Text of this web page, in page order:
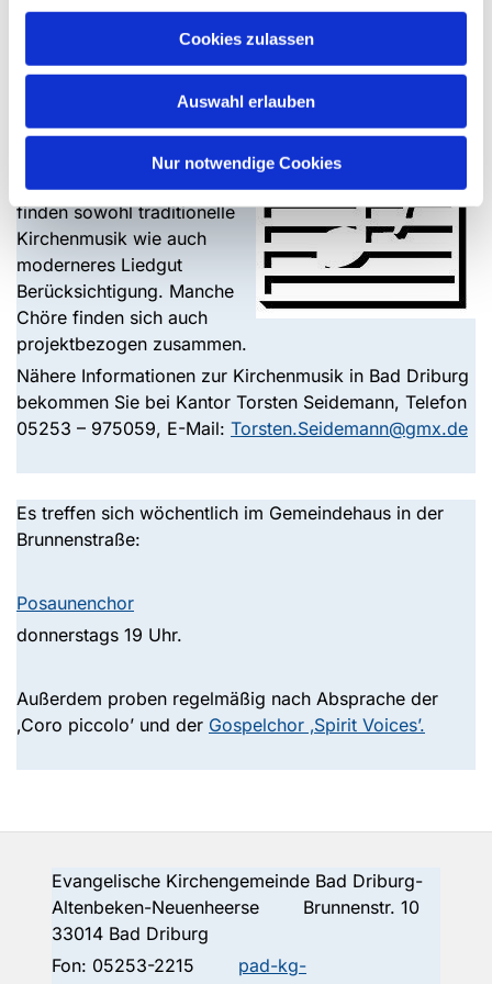
Cookies zulassen
Auswahl erlauben
Nur notwendige Cookies
Musik ist eine Gabe Gottes
Musikgruppen laden zum
gemeinsamen musizieren in
Bad Driburg ein. Dabei
finden sowohl traditionelle
Kirchenmusik wie auch
moderneres Liedgut
Berücksichtigung. Manche
Chöre finden sich auch
projektbezogen zusammen.
Nähere Informationen zur Kirchenmusik in Bad Driburg
bekommen Sie bei Kantor Torsten Seidemann, Telefon
05253 – 975059, E-Mail: Torsten.Seidemann@gmx.de
Es treffen sich wöchentlich im Gemeindehaus in der
Brunnenstraße:
Posaunenchor
donnerstags 19 Uhr.
Außerdem proben regelmäßig nach Absprache der
‚Coro piccolo’ und der Gospelchor ‚Spirit Voices’.
Evangelische Kirchengemeinde Bad Driburg-
Altenbeken-Neuenheerse Brunnenstr. 10
33014 Bad Driburg
Fon: 05253-2215
pad-kg-